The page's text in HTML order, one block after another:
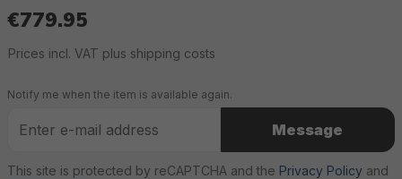
€779.95
Prices incl. VAT plus shipping costs
Notify me when the item is available again.
Message
This site is protected by reCAPTCHA and the Privacy Policy and